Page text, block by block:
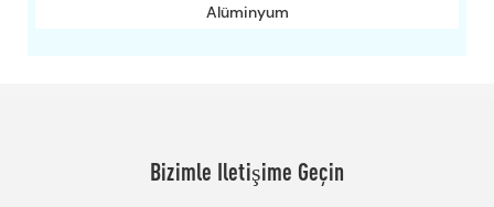
Alüminyum
Bizimle Iletişime Geçin